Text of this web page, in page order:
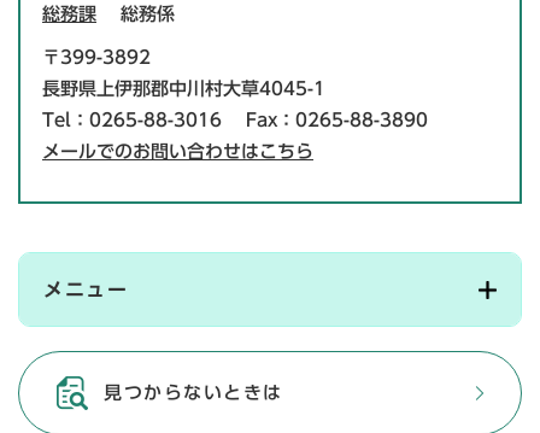
総務課 総務係
〒399-3892
長野県上伊那郡中川村大草4045-1
Tel：0265-88-3016
Fax：0265-88-3890
メールでのお問い合わせはこちら
メニュー
見つからないときは